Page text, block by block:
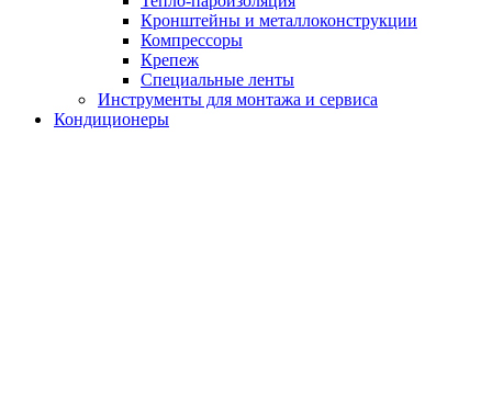
Кронштейны и металлоконструкции
Компрессоры
Крепеж
Специальные ленты
Инструменты для монтажа и сервиса
Кондиционеры